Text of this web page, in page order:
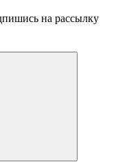
на рассылку